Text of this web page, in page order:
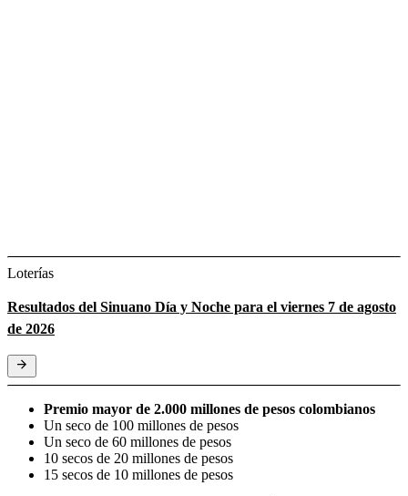
Loterías
Resultados del Sinuano Día y Noche para el viernes 7 de agosto
de 2026
Premio mayor de 2.000 millones de pesos colombianos
Un seco de 100 millones de pesos
Un seco de 60 millones de pesos
10 secos de 20 millones de pesos
15 secos de 10 millones de pesos